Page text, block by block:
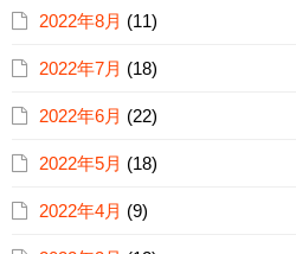
2022年8月 (11)
2022年7月 (18)
2022年6月 (22)
2022年5月 (18)
2022年4月 (9)